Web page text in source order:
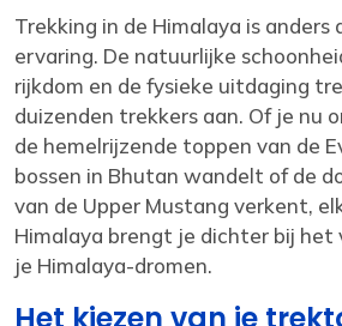
Trekking in de Himalaya is anders
ervaring. De natuurlijke
rijkdom en de fysieke uitdaging
duizenden trekkers aan. Of je nu
de hemelrijzende toppen van de
bossen in Bhutan wandelt of de
van de Upper Mustang verkent,
Himalaya brengt je dichter bij het
je Himalaya-dromen.